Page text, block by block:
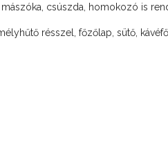
csúszda, homokozó is
résszel, főzőlap, sütő,